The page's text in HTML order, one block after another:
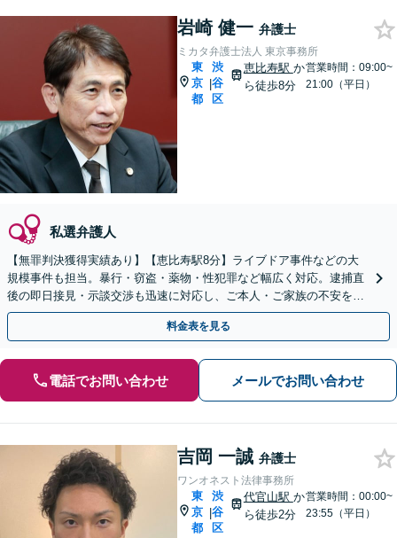
岩崎 健一 弁護士
ミカタ弁護士法人 東京事務所
東
京
都
|
渋
谷
区
恵比寿駅 か
ら徒歩8分
営業時間：09:00~
21:00（平日）
私選弁護人
【無罪判決獲得実績あり】【恵比寿駅8分】ライブドア事件などの大
規模事件も担当。暴行・窃盗・薬物・性犯罪など幅広く対応。逮捕直
後の即日接見・示談交渉も迅速に対応し、ご本人・ご家族の不安を最
小限に抑えます。【初回相談可能】【WEB面談可能】
料金表を見る
電話でお問い合わせ メールでお問い合わせ
吉岡 一誠 弁護士
ワンオネスト法律事務所
東
京
都
|
渋
谷
区
代官山駅 か
ら徒歩2分
営業時間：00:00~
23:55（平日）